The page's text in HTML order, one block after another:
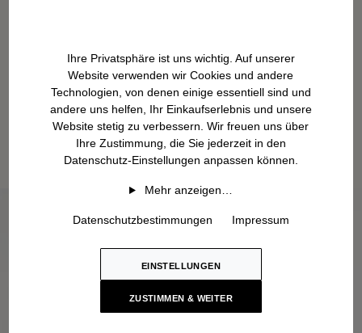
Ihre Privatsphäre ist uns wichtig. Auf unserer
Website verwenden wir Cookies und andere
Technologien, von denen einige essentiell sind und
andere uns helfen, Ihr Einkaufserlebnis und unsere
Website stetig zu verbessern. Wir freuen uns über
Ihre Zustimmung, die Sie jederzeit in den
Datenschutz-Einstellungen anpassen können.
Mehr anzeigen…
Datenschutzbestimmungen Impressum
EINSTELLUNGEN
ZUSTIMMEN & WEITER